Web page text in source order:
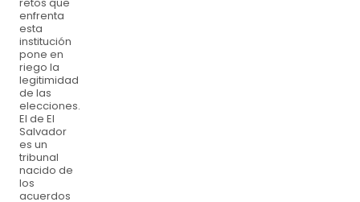
retos que
enfrenta
esta
institución
pone en
riego la
legitimidad
de las
elecciones.
El de El
Salvador
es un
tribunal
nacido de
los
acuerdos